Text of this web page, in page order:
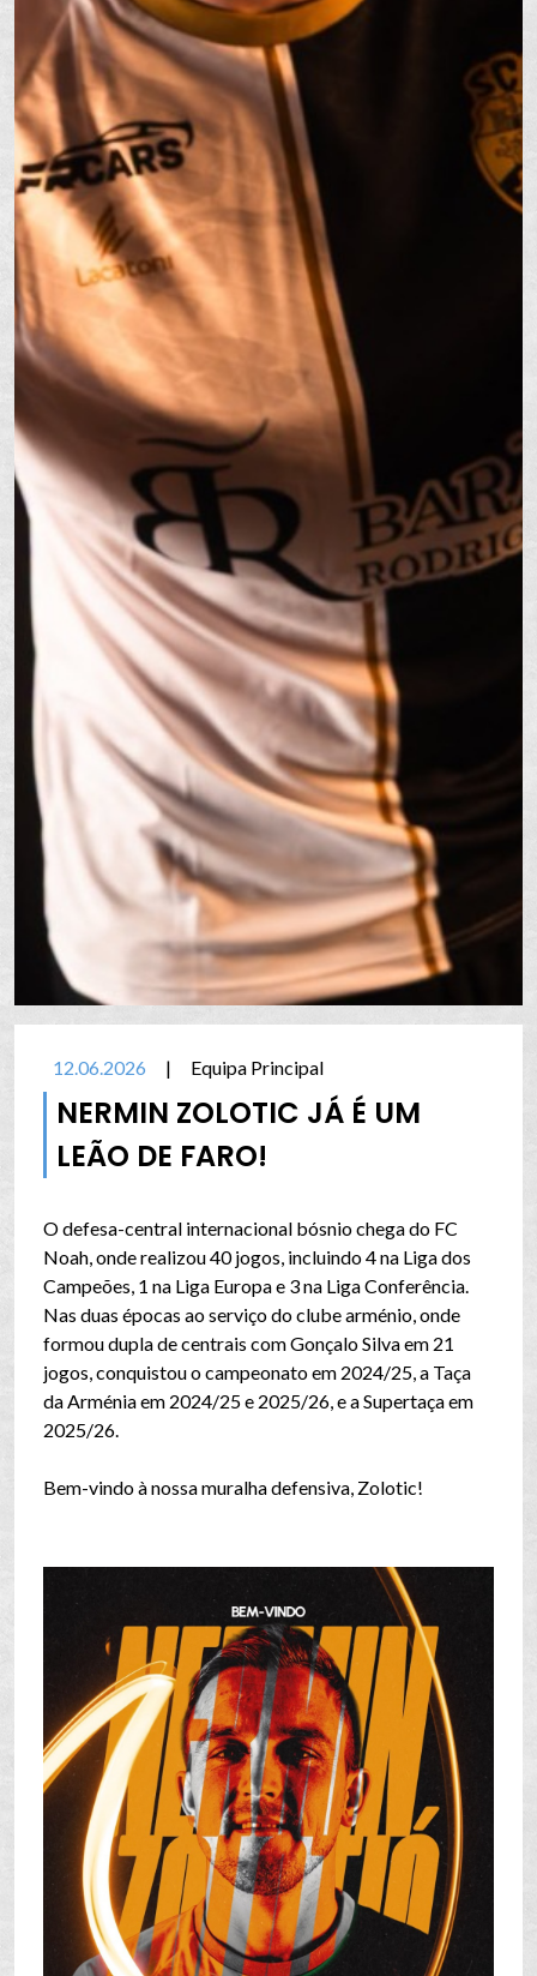
12.06.2026 | Equipa Principal
NERMIN ZOLOTIC JÁ É UM
LEÃO DE FARO!
O defesa-central internacional bósnio chega do FC
Noah, onde realizou 40 jogos, incluindo 4 na Liga dos
Campeões, 1 na Liga Europa e 3 na Liga Conferência.
Nas duas épocas ao serviço do clube arménio, onde
formou dupla de centrais com Gonçalo Silva em 21
jogos, conquistou o campeonato em 2024/25, a Taça
da Arménia em 2024/25 e 2025/26, e a Supertaça em
2025/26.
Bem-vindo à nossa muralha defensiva, Zolotic!